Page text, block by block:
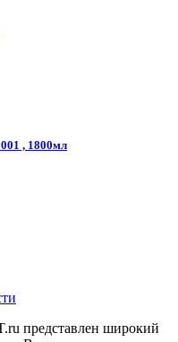
, 1800мл
представлен широкий